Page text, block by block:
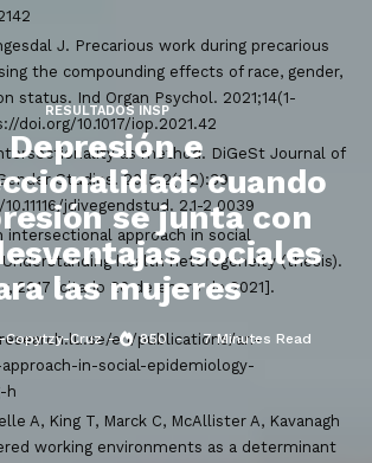
RESULTADOS INSP
Depresión e
cuando
se junta con
sociales
las mujeres
Copytzy-Cruz 850 7 Minutes Read
J. Precarious work during precarious
the compounding effects of race, gender,
status. Ind Organ Psychol. 2021;14(1-
doi.org/10.1017/iop.2021.42
as method. DiGeSt Journal of
Studies. 2015;2(1-2):39.
jdivegendstud. 2.1-2.0039
intersectional approach in social
health heterogeneity (thesis).
2017 [citado 26 de enero de 2021].
en/publications/an-
in-social-epidemiology-
h
A, King T, Marck C, McAllister A, Kavanagh
working environments as a determinant